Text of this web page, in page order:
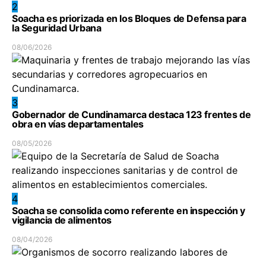
2
Soacha es priorizada en los Bloques de Defensa para
la Seguridad Urbana
08/06/2026
3
Gobernador de Cundinamarca destaca 123 frentes de
obra en vías departamentales
08/05/2026
4
Soacha se consolida como referente en inspección y
vigilancia de alimentos
08/04/2026